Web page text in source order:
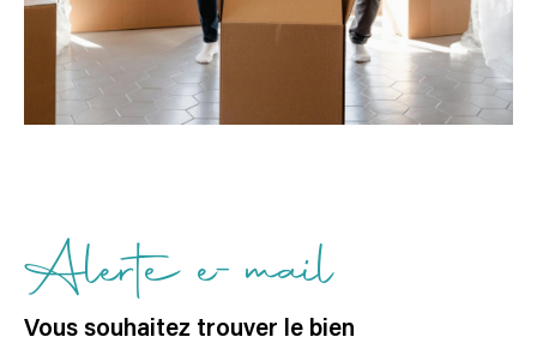
alerte e-mail
Vous souhaitez trouver le bien